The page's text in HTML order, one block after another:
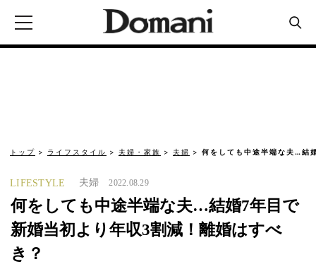
トップ ライフスタイル 夫婦・家族 夫婦 何をしても中途半端な夫…結
LIFESTYLE 夫婦 2022.08.29
何をしても中途半端な夫…結婚7年目で
新婚当初より年収3割減！離婚はすべ
き？